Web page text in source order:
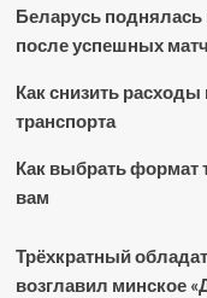
Беларусь поднялась
после успешных
Как снизить
транспорта
Как выбрать формат
вам
Трёхкратный
возглавил минское